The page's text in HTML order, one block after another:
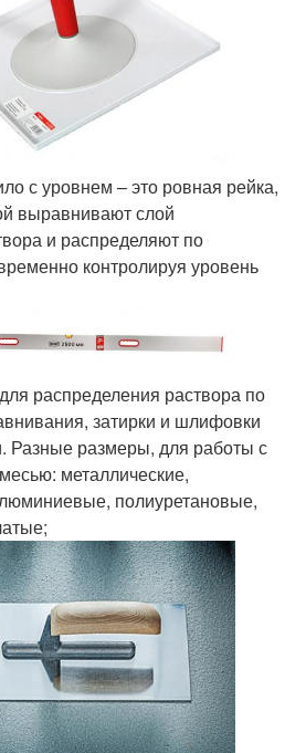
с уровнем – это ровная рейка,
выравнивают слой
и распределяют по
контролируя уровень
распределения раствора по
затирки и шлифовки
Разные размеры, для работы с
металлические,
полиуретановые,